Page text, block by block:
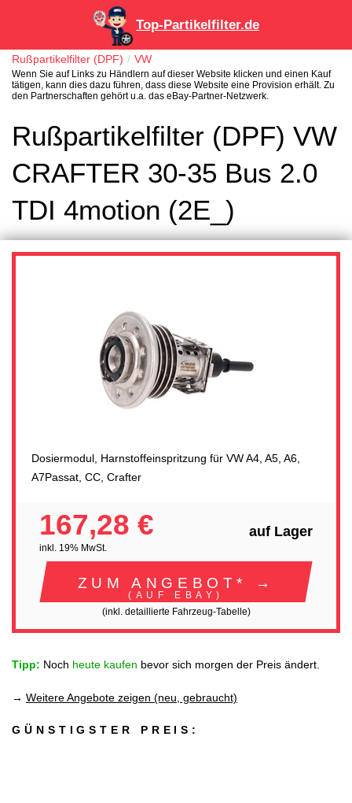
Top-Partikelfilter.de
Rußpartikelfilter (DPF) VW
Wenn Sie auf Links zu Händlern auf dieser Website klicken und einen Kauf
tätigen, kann dies dazu führen, dass diese Website eine Provision erhält. Zu
den Partnerschaften gehört u.a. das eBay-Partner-Netzwerk.
Rußpartikelfilter (DPF) VW
CRAFTER 30-35 Bus 2.0
TDI 4motion (2E_)
Dosiermodul, Harnstoffeinspritzung für VW A4, A5, A6,
A7Passat, CC, Crafter
167,28 €
inkl. 19% MwSt.
auf Lager
ZUM ANGEBOT* →
(AUF EBAY)
(inkl. detaillierte Fahrzeug-Tabelle)
Tipp: Noch heute kaufen bevor sich morgen der Preis ändert.
→ Weitere Angebote zeigen (neu, gebraucht)
GÜNSTIGSTER PREIS: